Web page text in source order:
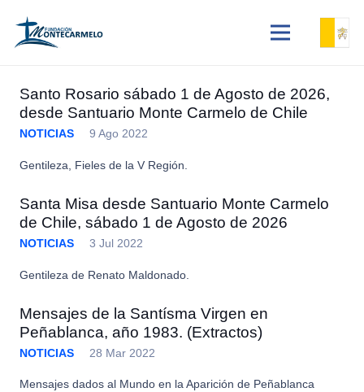
Santo Rosario sábado 1 de Agosto de 2026,
desde Santuario Monte Carmelo de Chile
NOTICIAS 9 Ago 2022
Gentileza, Fieles de la V Región.
Santa Misa desde Santuario Monte Carmelo
de Chile, sábado 1 de Agosto de 2026
NOTICIAS 3 Jul 2022
Gentileza de Renato Maldonado.
Mensajes de la Santísma Virgen en
Peñablanca, año 1983. (Extractos)
NOTICIAS 28 Mar 2022
Mensajes dados al Mundo en la Aparición de Peñablanca